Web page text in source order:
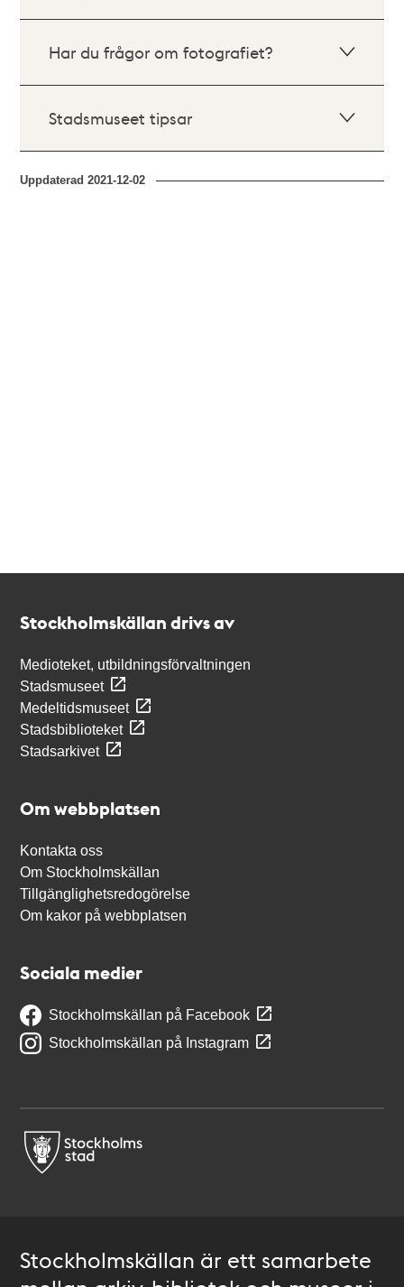
Har du frågor om fotografiet?
Stadsmuseet tipsar
Uppdaterad2021-12-02
Stockholmskällan drivs av
Medioteket, utbildningsförvaltningen
Stadsmuseet
Medeltidsmuseet
Stadsbiblioteket
Stadsarkivet
Om webbplatsen
Kontakta oss
Om Stockholmskällan
Tillgänglighetsredogörelse
Om kakor på webbplatsen
Sociala medier
Stockholmskällan på Facebook
Stockholmskällan på Instagram
Stockholmskällan är ett samarbete